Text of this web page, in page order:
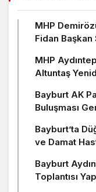
MHP
Fidan Başkan
MHP
Altuntaş
Bayburt AK
Buluşması
Bayburt’ta
ve Damat
Bayburt
Toplantısı